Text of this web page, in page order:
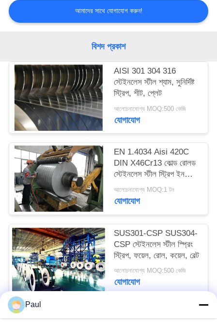
উদ্ধৃতির
জন্য
সাইট
ম্যাপ
PRIVACY
POLICY
আমাদের সাথে যোগাযোগ করুন!
বিশদ প্রকাশ
AISI 301 304 316
স্টেইনলেস স্টীল শ্যাম, সুনির্দিষ্ট
স্ট্রিপ, শীট, প্লেট
আলোচনাযোগ্য MOQ:500 কেজি
যোগাযোগ
EN 1.4034 Aisi 420C
DIN X46Cr13 কোল্ড রোলড
স্টেইনলেস স্টীল স্ট্রিপ ইন
আলোচনাযোগ্য MOQ:1 টন
যোগাযোগ
SUS301-CSP SUS304-
CSP স্টেইনলেস স্টীল স্প্রিং
স্ট্রিপ, ফয়েল, রোল, কয়েল, বেল্ট
আলোচনাযোগ্য MOQ:500 কেজি
যোগাযোগ
Paul